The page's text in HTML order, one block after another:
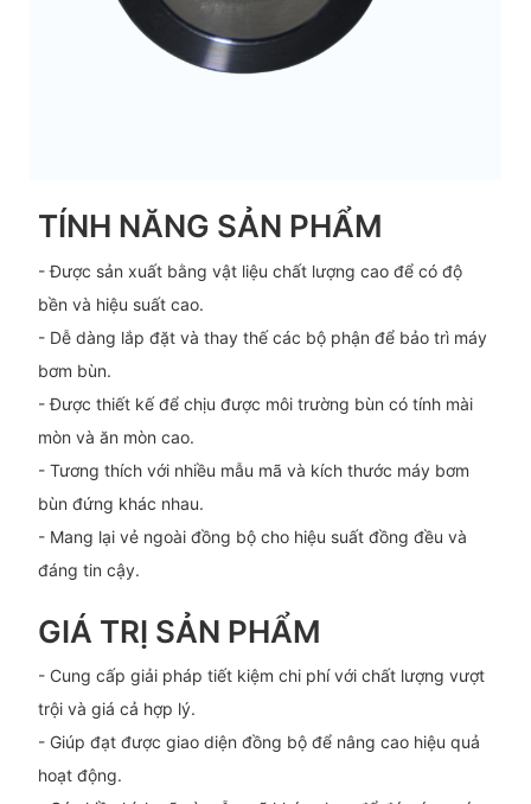
TÍNH NĂNG SẢN PHẨM
- Được sản xuất bằng vật liệu chất lượng cao để có độ
bền và hiệu suất cao.
- Dễ dàng lắp đặt và thay thế các bộ phận để bảo trì máy
bơm bùn.
- Được thiết kế để chịu được môi trường bùn có tính mài
mòn và ăn mòn cao.
- Tương thích với nhiều mẫu mã và kích thước máy bơm
bùn đứng khác nhau.
- Mang lại vẻ ngoài đồng bộ cho hiệu suất đồng đều và
đáng tin cậy.
GIÁ TRỊ SẢN PHẨM
- Cung cấp giải pháp tiết kiệm chi phí với chất lượng vượt
trội và giá cả hợp lý.
- Giúp đạt được giao diện đồng bộ để nâng cao hiệu quả
hoạt động.